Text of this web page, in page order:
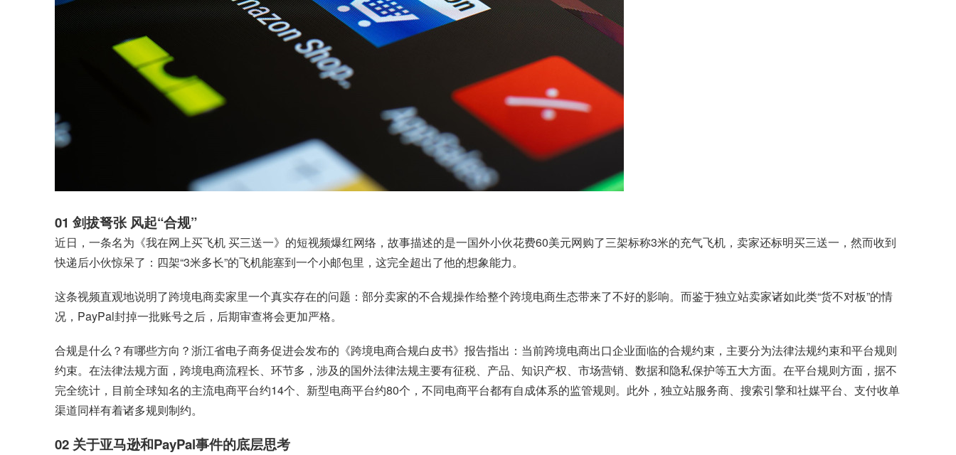
01 剑拔弩张 风起“合规”
近日，一条名为《我在网上买飞机 买三送一》的短视频爆红网络，故事描述的是一国外小伙花费60美元网购了三架标称3米的充气飞机，卖家还标明买三送一，然而收到
快递后小伙惊呆了：四架“3米多长”的飞机能塞到一个小邮包里，这完全超出了他的想象能力。
这条视频直观地说明了跨境电商卖家里一个真实存在的问题：部分卖家的不合规操作给整个跨境电商生态带来了不好的影响。而鉴于独立站卖家诸如此类“货不对板”的情
况，PayPal封掉一批账号之后，后期审查将会更加严格。
合规是什么？有哪些方向？浙江省电子商务促进会发布的《跨境电商合规白皮书》报告指出：当前跨境电商出口企业面临的合规约束，主要分为法律法规约束和平台规则
约束。在法律法规方面，跨境电商流程长、环节多，涉及的国外法律法规主要有征税、产品、知识产权、市场营销、数据和隐私保护等五大方面。在平台规则方面，据不
完全统计，目前全球知名的主流电商平台约14个、新型电商平台约80个，不同电商平台都有自成体系的监管规则。此外，独立站服务商、搜索引擎和社媒平台、支付收单
渠道同样有着诸多规则制约。
02 关于亚马逊和PayPal事件的底层思考